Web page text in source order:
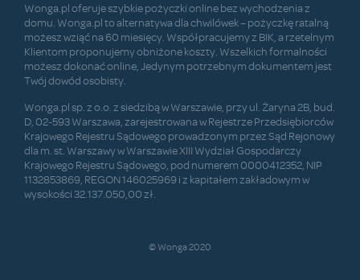
Wonga.pl oferuje szybkie pożyczki online bez wychodzenia z
domu. Wonga.pl to alternatywa dla chwilówek – pożyczkę ratalną
możesz wziąć na 60 miesięcy. Współpracujemy z BIK, a rzetelnym
Klientom proponujemy obniżone koszty. Wszelkich formalności
możesz dokonać online, Jedynym potrzebnym dokumentem jest
Twój dowód osobisty.
Wonga.pl sp. z o.o. z siedzibą w Warszawie, przy ul. Żaryna 2B, bud.
D, 02-593 Warszawa, zarejestrowana w Rejestrze Przedsiębiorców
Krajowego Rejestru Sądowego prowadzonym przez Sąd Rejonowy
dla m. st. Warszawy w Warszawie XIII Wydział Gospodarczy
Krajowego Rejestru Sądowego, pod numerem 0000412352, NIP
1132853869, REGON 146025969 i z kapitałem zakładowym w
wysokości 32.137.050,00 zł.
© Wonga 2020